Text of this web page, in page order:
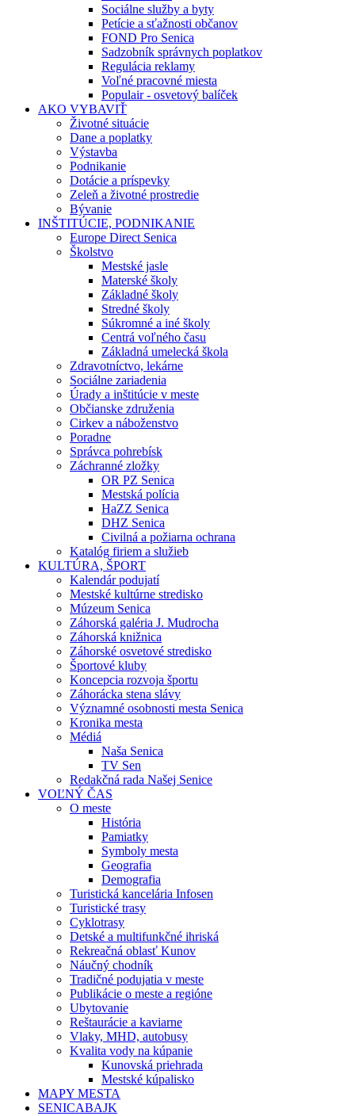
Sociálne služby a byty
Petície a sťažnosti občanov
FOND Pro Senica
Sadzobník správnych poplatkov
Regulácia reklamy
Voľné pracovné miesta
Populair - osvetový balíček
AKO VYBAVIŤ
Životné situácie
Dane a poplatky
Výstavba
Podnikanie
Dotácie a príspevky
Zeleň a životné prostredie
Bývanie
INŠTITÚCIE, PODNIKANIE
Europe Direct Senica
Školstvo
Mestské jasle
Materské školy
Základné školy
Stredné školy
Súkromné a iné školy
Centrá voľného času
Základná umelecká škola
Zdravotníctvo, lekárne
Sociálne zariadenia
Úrady a inštitúcie v meste
Občianske združenia
Cirkev a náboženstvo
Poradne
Správca pohrebísk
Záchranné zložky
OR PZ Senica
Mestská polícia
HaZZ Senica
DHZ Senica
Civilná a požiarna ochrana
Katalóg firiem a služieb
KULTÚRA, ŠPORT
Kalendár podujatí
Mestské kultúrne stredisko
Múzeum Senica
Záhorská galéria J. Mudrocha
Záhorská knižnica
Záhorské osvetové stredisko
Športové kluby
Koncepcia rozvoja športu
Záhorácka stena slávy
Významné osobnosti mesta Senica
Kronika mesta
Médiá
Naša Senica
TV Sen
Redakčná rada Našej Senice
VOĽNÝ ČAS
O meste
História
Pamiatky
Symboly mesta
Geografia
Demografia
Turistická kancelária Infosen
Turistické trasy
Cyklotrasy
Detské a multifunkčné ihriská
Rekreačná oblasť Kunov
Náučný chodník
Tradičné podujatia v meste
Publikácie o meste a regióne
Ubytovanie
Reštaurácie a kaviarne
Vlaky, MHD, autobusy
Kvalita vody na kúpanie
Kunovská priehrada
Mestské kúpalisko
MAPY MESTA
SENICABAJK